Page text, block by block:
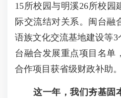
15所校园与明溪26所校园
际交流结对关系。闽台融
语族文化交流基地建设等3
台融合发展重点项目名单
合作项目获省级财政补助。
这一年，我们夯基固